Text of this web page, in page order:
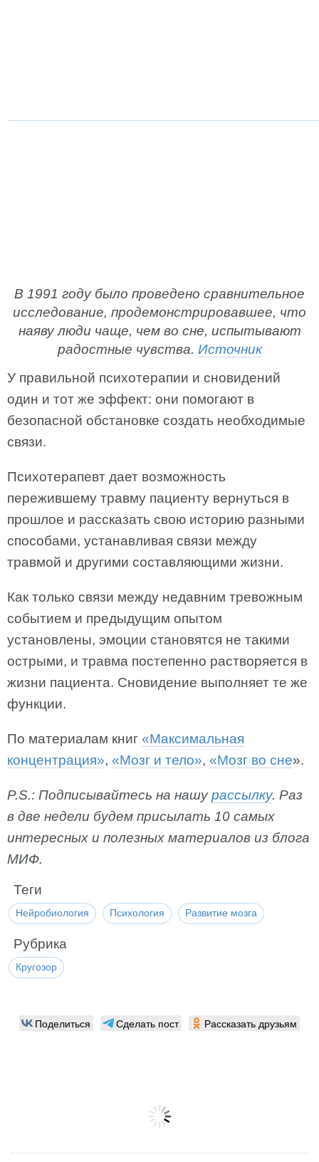
В 1991 году было проведено сравнительное
исследование, продемонстрировавшее, что
наяву люди чаще, чем во сне, испытывают
радостные чувства. Источник
У правильной психотерапии и сновидений
один и тот же эффект: они помогают в
безопасной обстановке создать необходимые
связи.
Психотерапевт дает возможность
пережившему травму пациенту вернуться в
прошлое и рассказать свою историю разными
способами, устанавливая связи между
травмой и другими составляющими жизни.
Как только связи между недавним тревожным
событием и предыдущим опытом
установлены, эмоции становятся не такими
острыми, и травма постепенно растворяется в
жизни пациента. Сновидение выполняет те же
функции.
По материалам книг «Максимальная
концентрация», «Мозг и тело», «Мозг во сне».
P.S.: Подписывайтесь на нашурассылку. Раз
в две недели будем присылать 10 самых
интересных и полезных материалов из блога
МИФ.
Теги
Нейробиология Психология Развитие мозга
Рубрика
Кругозор
Поделиться Сделать пост Рассказать друзьям